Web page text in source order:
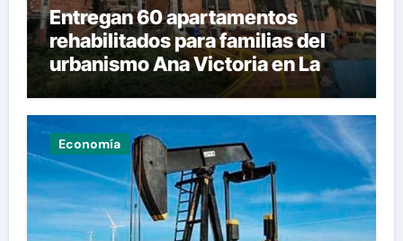
Entregan 60 apartamentos
rehabilitados para familias del
urbanismo Ana Victoria en La
Guaira
Economía